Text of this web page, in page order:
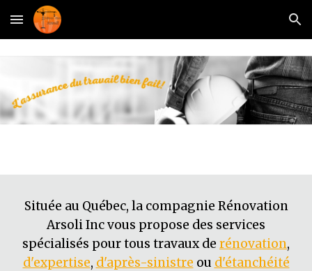
Skip to main content Skip to navigation
Située au Québec, la compagnie Rénovation
Arsoli Inc vous propose des services
spécialisés pour tous travaux de rénovation,
d'expertise, d'après-sinistre ou d'étanchéité